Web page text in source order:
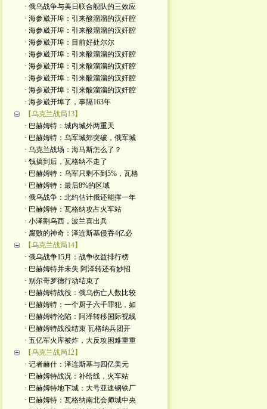
· 俄乌战争与美日联合舰队的三效应
· 海参崴开埠：引来酸溜溜的汉奸腔
· 海参崴开埠：引来酸溜溜的汉奸腔
· 海参崴开埠：目前好处尔尔
· 海参崴开埠：引来酸溜溜的汉奸腔
· 海参崴开埠：引来酸溜溜的汉奸腔
· 海参崴开埠：引来酸溜溜的汉奸腔
· 海参崴开埠：引来酸溜溜的汉奸腔
· 海参崴开埠了，事隔163年
【乌克兰战局13】
· 巴赫姆特：城内城外两重天
· 巴赫姆特：乌军城郊突破，俄军城
· 乌克兰战场：海马斯怎么了？
· 钱搞到后，瓦格纳不走了
· 巴赫姆特：乌军只剩不到5%，瓦格
· 巴赫姆特：最后8%的区域
· 俄乌战争：北约估计俄还能撑一年
· 巴赫姆特：瓦格纳攻占火车站
· 小泽割乌西，波兰喜出兵
· 腐败的神奇：泽连斯基侵吞4亿必
【乌克兰战局14】
· 俄乌战争15月：战争收益排行榜
· 巴赫姆特并未失 阿泽转还有妙招
· 别尔哥罗德行动结束了
· 巴赫姆特战役：俄乌伤亡人数比较
· 巴赫姆特：一个厨子六千罪犯，如
· 巴赫姆特沦陷：阿泽转移国际视线
· 巴赫姆特战役结束 瓦格纳兵团开
· 五亿军火库被炸，大反攻困难重重
【乌克兰战局12】
· 记者赫什：泽连斯基与四亿美元
· 巴赫姆特战况：补给线，火车站
· 巴赫姆特地下城：大号亚速钢铁厂
· 巴赫姆特：瓦格纳南北会师城中央